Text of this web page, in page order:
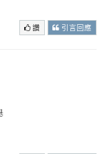
讚 引言回應